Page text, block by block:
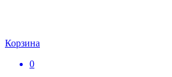
Корзина
0